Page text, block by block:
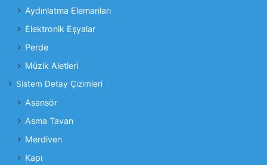
Aydınlatma Elemanları
Elektronik Eşyalar
Perde
Müzik Aletleri
Sistem Detay Çizimleri
Asansör
Asma Tavan
Merdiven
Kapı